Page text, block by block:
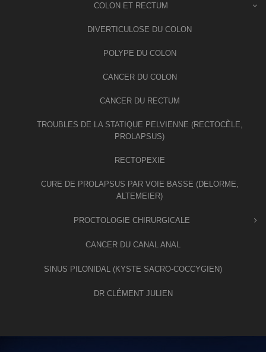
COLON ET RECTUM
DIVERTICULOSE DU COLON
POLYPE DU COLON
CANCER DU COLON
CANCER DU RECTUM
TROUBLES DE LA STATIQUE PELVIENNE (RECTOCÈLE,
PROLAPSUS)
RECTOPEXIE
CURE DE PROLAPSUS PAR VOIE BASSE (DELORME,
ALTEMEIER)
PROCTOLOGIE CHIRURGICALE
CANCER DU CANAL ANAL
SINUS PILONIDAL (KYSTE SACRO-COCCYGIEN)
DR CLÉMENT JULIEN